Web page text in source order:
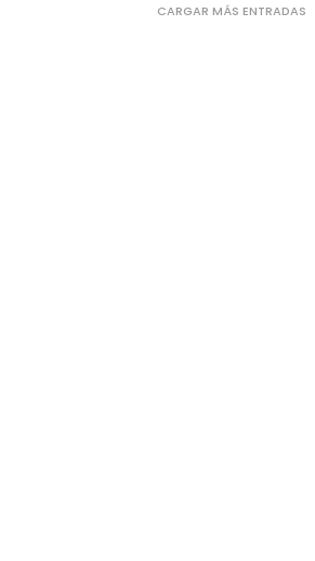
CARGAR MÁS ENTRADAS